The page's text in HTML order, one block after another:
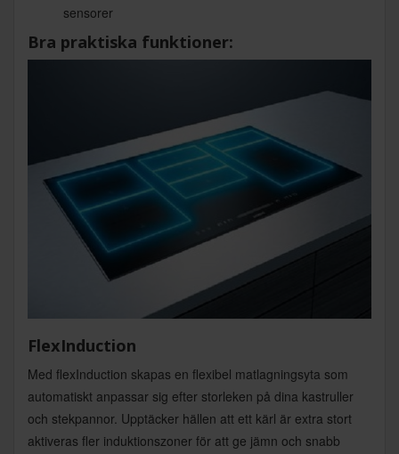
sensorer
Bra praktiska funktioner:
FlexInduction
Med flexInduction skapas en flexibel matlagningsyta som
automatiskt anpassar sig efter storleken på dina kastruller
och stekpannor. Upptäcker hällen att ett kärl är extra stort
aktiveras fler induktionszoner för att ge jämn och snabb